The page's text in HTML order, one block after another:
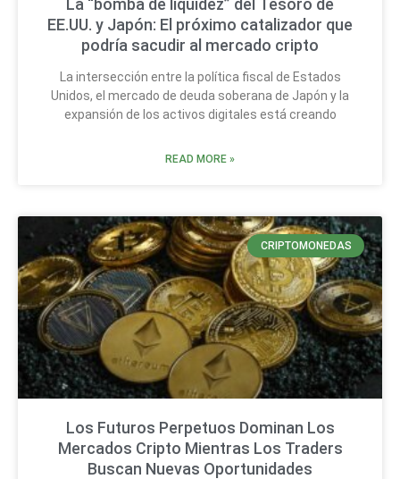
La “bomba de liquidez” del Tesoro de
EE.UU. y Japón: El próximo catalizador que
podría sacudir al mercado cripto
La intersección entre la política fiscal de Estados
Unidos, el mercado de deuda soberana de Japón y la
expansión de los activos digitales está creando
READ MORE »
CRIPTOMONEDAS
Los Futuros Perpetuos Dominan Los
Mercados Cripto Mientras Los Traders
Buscan Nuevas Oportunidades